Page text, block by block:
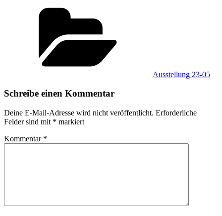
Ausstellung 23-05
Schreibe einen Kommentar
Deine E-Mail-Adresse wird nicht veröffentlicht. Erforderliche
Felder sind mit * markiert
Kommentar *